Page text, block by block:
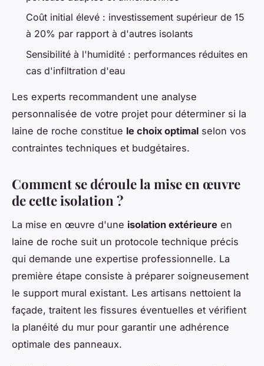
Coût initial élevé : investissement supérieur de 15
à 20% par rapport à d'autres isolants
Sensibilité à l'humidité : performances réduites en
cas d'infiltration d'eau
Les experts recommandent une analyse
personnalisée de votre projet pour déterminer si la
laine de roche constitue le choix optimal selon vos
contraintes techniques et budgétaires.
Comment se déroule la mise en œuvre
de cette isolation ?
La mise en œuvre d'une isolation extérieure en
laine de roche suit un protocole technique précis
qui demande une expertise professionnelle. La
première étape consiste à préparer soigneusement
le support mural existant. Les artisans nettoient la
façade, traitent les fissures éventuelles et vérifient
la planéité du mur pour garantir une adhérence
optimale des panneaux.